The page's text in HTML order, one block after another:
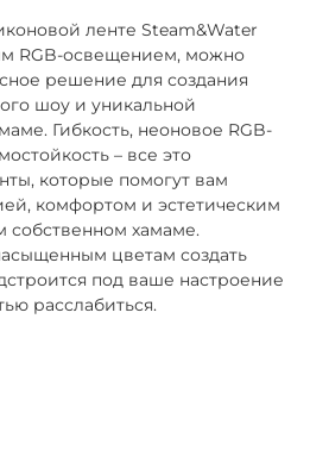
ленте Steam&Water
RGB-освещением, можно
решение для создания
шоу и уникальной
Гибкость, неоновое RGB-
– все это
которые помогут вам
комфортом и эстетическим
хамаме.
цветам создать
под ваше настроение
расслабиться.